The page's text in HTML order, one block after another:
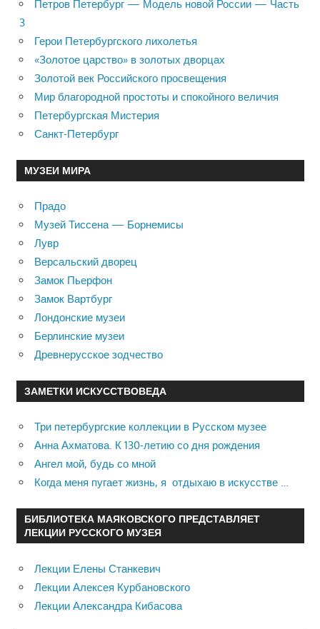
Петров Петербург — Модель новой России — Часть
3
Герои Петербургского лихолетья
«Золотое царство» в золотых дворцах
Золотой век Российского просвещения
Мир благородной простоты и спокойного величия
Петербургская Мистерия
Санкт-Петербург
МУЗЕИ МИРА
Прадо
Музей Тиссена — Борнемисы
Лувр
Версальский дворец
Замок Пьерфон
Замок Вартбург
Лондонские музеи
Берлинские музеи
Древнерусское зодчество
ЗАМЕТКИ ИСКУССТВОВЕДА
Три петербургские коллекции в Русском музее
Анна Ахматова. К 130-летию со дня рождения
Ангел мой, будь со мной
Когда меня пугает жизнь, я отдыхаю в искусстве …
БИБЛИОТЕКА МАЯКОВСКОГО ПРЕДСТАВЛЯЕТ
ЛЕКЦИИ РУССКОГО МУЗЕЯ
Лекции Елены Станкевич
Лекции Алексея Курбановского
Лекции Александра Кибасова